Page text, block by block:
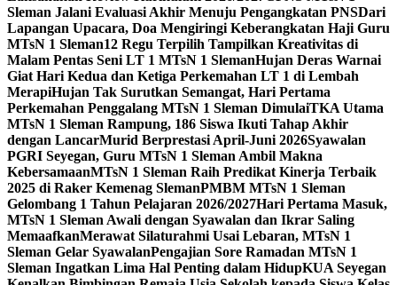
Sleman Jalani Evaluasi Akhir Menuju Pengangkatan PNSDari
Lapangan Upacara, Doa Mengiringi Keberangkatan Haji Guru
MTsN 1 Sleman12 Regu Terpilih Tampilkan Kreativitas di
Malam Pentas Seni LT 1 MTsN 1 SlemanHujan Deras Warnai
Giat Hari Kedua dan Ketiga Perkemahan LT 1 di Lembah
MerapiHujan Tak Surutkan Semangat, Hari Pertama
Perkemahan Penggalang MTsN 1 Sleman DimulaiTKA Utama
MTsN 1 Sleman Rampung, 186 Siswa Ikuti Tahap Akhir
dengan LancarMurid Berprestasi April-Juni 2026Syawalan
PGRI Seyegan, Guru MTsN 1 Sleman Ambil Makna
KebersamaanMTsN 1 Sleman Raih Predikat Kinerja Terbaik
2025 di Raker Kemenag SlemanPMBM MTsN 1 Sleman
Gelombang 1 Tahun Pelajaran 2026/2027Hari Pertama Masuk,
MTsN 1 Sleman Awali dengan Syawalan dan Ikrar Saling
MemaafkanMerawat Silaturahmi Usai Lebaran, MTsN 1
Sleman Gelar SyawalanPengajian Sore Ramadan MTsN 1
Sleman Ingatkan Lima Hal Penting dalam HidupKUA Seyegan